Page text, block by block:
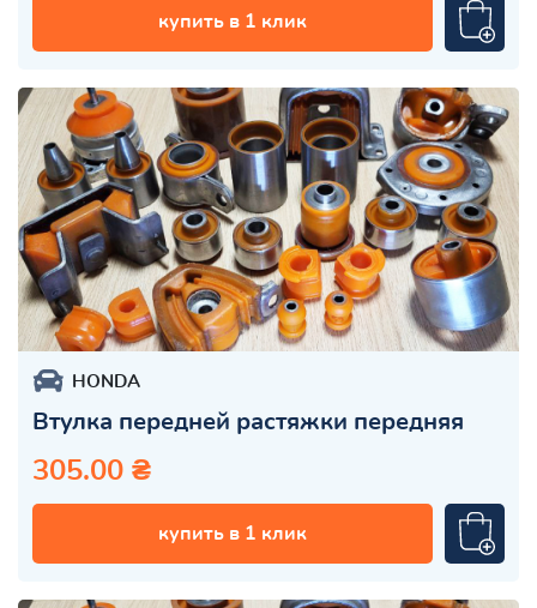
купить в 1 клик
HONDA
Втулка передней растяжки передняя
305.00 ₴
купить в 1 клик